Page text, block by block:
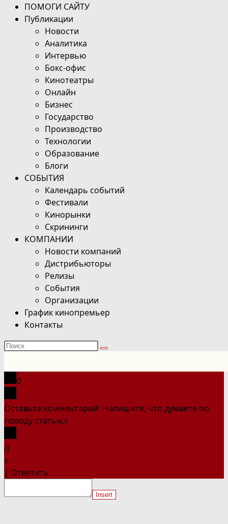
ПОМОГИ САЙТУ
Публикации
Новости
Аналитика
Интервью
Бокс-офис
Кинотеатры
Онлайн
Бизнес
Государство
Производство
Технологии
Образование
Блоги
СОБЫТИЯ
Календарь событий
Фестивали
Кинорынки
Скрининги
КОМПАНИИ
Новости компаний
Дистрибьюторы
Релизы
События
Организации
График кинопремьер
Контакты
Поиск
сайте
0
Оставьте комментарий! Напишите, что думаете по
поводу статьи.x
()
x
| Ответить
Insert